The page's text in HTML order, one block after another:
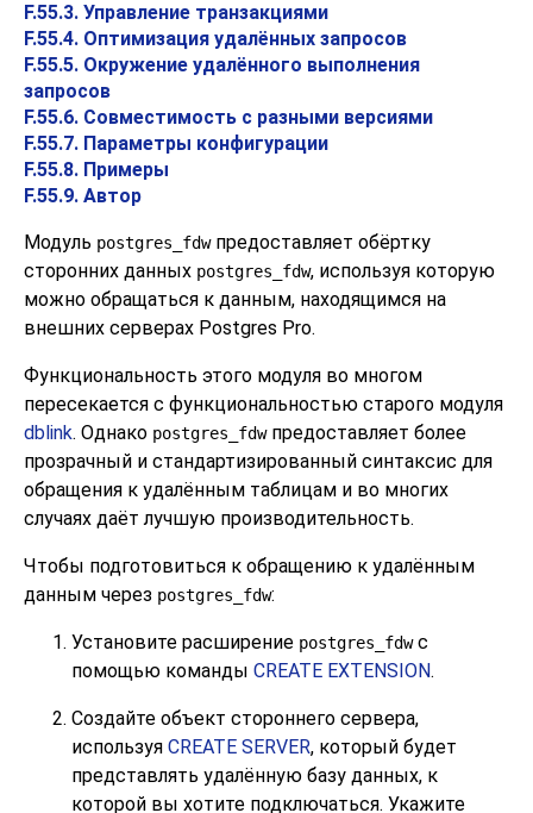
F.55.3. Управление транзакциями
F.55.4. Оптимизация удалённых запросов
F.55.5. Окружение удалённого выполнения
запросов
F.55.6. Совместимость с разными версиями
F.55.7. Параметры конфигурации
F.55.8. Примеры
F.55.9. Автор
Модуль postgres_fdwпредоставляет обёртку
сторонних данных postgres_fdw, используя которую
можно обращаться к данным, находящимся на
внешних серверах Postgres Pro.
Функциональность этого модуля во многом
пересекается с функциональностью старого модуля
dblink. Однако postgres_fdwпредоставляет более
прозрачный и стандартизированный синтаксис для
обращения к удалённым таблицам и во многих
случаях даёт лучшую производительность.
Чтобы подготовиться к обращению к удалённым
данным через postgres_fdw:
Установите расширение postgres_fdwс
помощью команды CREATE EXTENSION.
Создайте объект стороннего сервера,
используя CREATE SERVER, который будет
представлять удалённую базу данных, к
которой вы хотите подключаться. Укажите